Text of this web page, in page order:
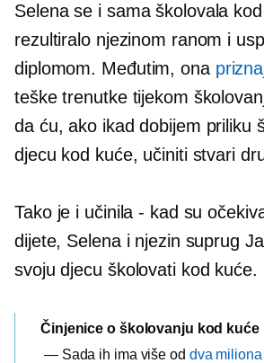
Selena se i sama školovala
rezultiralo njezinom ranom i
diplomom. Međutim, ona
teške trenutke tijekom
da ću, ako ikad dobijem priliku
djecu kod kuće, učiniti stvari
Tako je i učinila - kad su
dijete, Selena i njezin suprug
svoju djecu školovati kod kuće.
Činjenice o školovanju kod kuće
— Sada ih ima više od dva miliona